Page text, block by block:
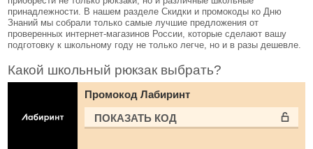
принадлежности. В нашем разделе Скидки и промокоды ко Дню
Знаний мы собрали только самые лучшие предложения от
проверенных интернет-магазинов России, которые сделают вашу
подготовку к школьному году не только легче, но и в разы дешевле.
Какой школьный рюкзак выбрать?
Промокод Лабиринт
ПОКАЗАТЬ КОД